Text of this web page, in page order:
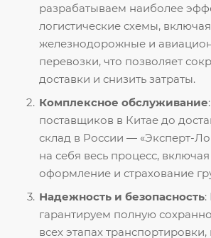
разрабатываем наиболее
логистические схемы,
железнодорожные и
перевозки, что позволяет
доставки и снизить затраты.
Комплексное обслуживание
поставщиков в Китае до
склад в России — «Эксперт-
на себя весь процесс,
оформление и страхование
Надежность и безопасность
гарантируем полную
всех этапах транспортировки,